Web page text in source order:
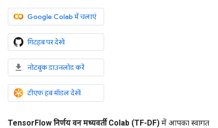
Google Colab में चलाएं
गिटहब पर देखें
नोटबुक डाउनलोड करें
टीएफ हब मॉडल देखें
TensorFlow निर्णय वन मध्यवर्ती Colab (TF-DF) में आपका स्वागत